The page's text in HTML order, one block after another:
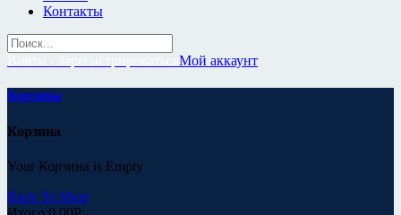
Контакты
Мой аккаунт
Корзина
Корзина
Your Корзина is Empty
Back To Shop